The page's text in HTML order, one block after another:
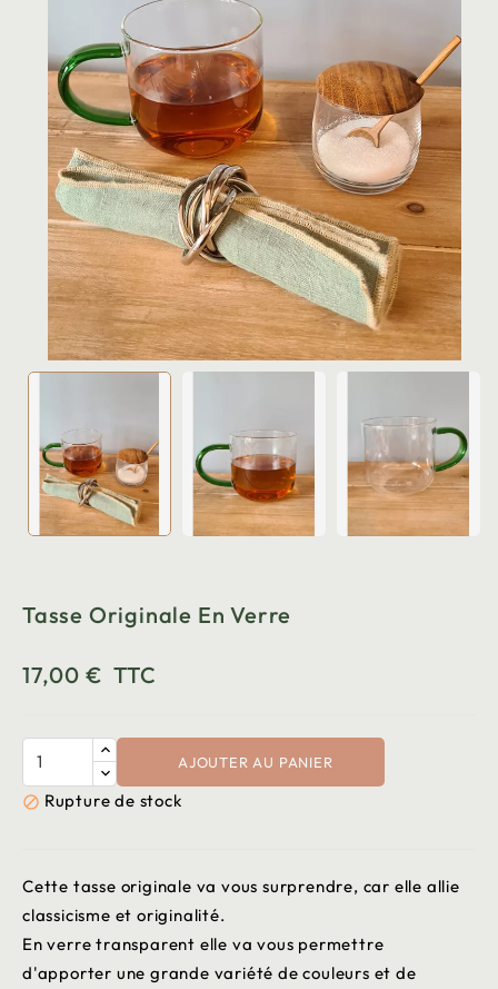
Tasse Originale En Verre
17,00 € TTC
AJOUTER AU PANIER
 Rupture de stock
Cette tasse originale va vous surprendre, car elle allie
classicisme et originalité.
En verre transparent elle va vous permettre
d'apporter une grande variété de couleurs et de